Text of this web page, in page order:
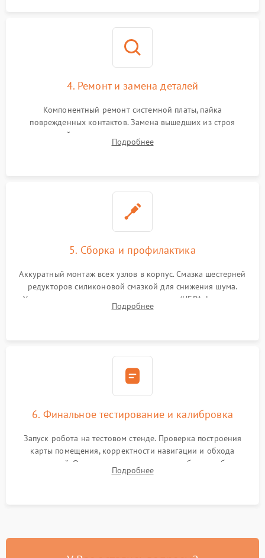
4. Ремонт и замена деталей
Компонентный ремонт системной платы, пайка
поврежденных контактов. Замена вышедших из строя
двигателей, изношенного аккумулятора, неисправного
лидара или помпы подачи воды. Восстановление шлейфов и
Подробнее
5. Сборка и профилактика
Аккуратный монтаж всех узлов в корпус. Смазка шестерней
редукторов силиконовой смазкой для снижения шума.
Установка новых расходных материалов (HEPA-фильтров,
микрофибры, щеток). Надежная фиксация разъемов и
Подробнее
6. Финальное тестирование и калибровка
Запуск робота на тестовом стенде. Проверка построения
карты помещения, корректности навигации и обхода
препятствий. Оценка силы всасывания и работы турбины.
Тестирование автоматического возврата на док-станцию и
Подробнее